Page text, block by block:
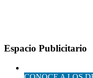
Espacio Publicitario